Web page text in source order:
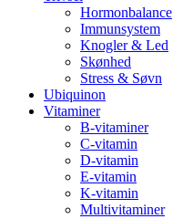
Hormonbalance
Immunsystem
Knogler & Led
Skønhed
Stress & Søvn
Ubiquinon
Vitaminer
B-vitaminer
C-vitamin
D-vitamin
E-vitamin
K-vitamin
Multivitaminer